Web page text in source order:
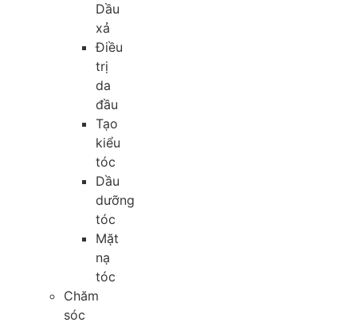
Dầu
xả
Điều
trị
da
đầu
Tạo
kiểu
tóc
Dầu
dưỡng
tóc
Mặt
nạ
tóc
Chăm
sóc